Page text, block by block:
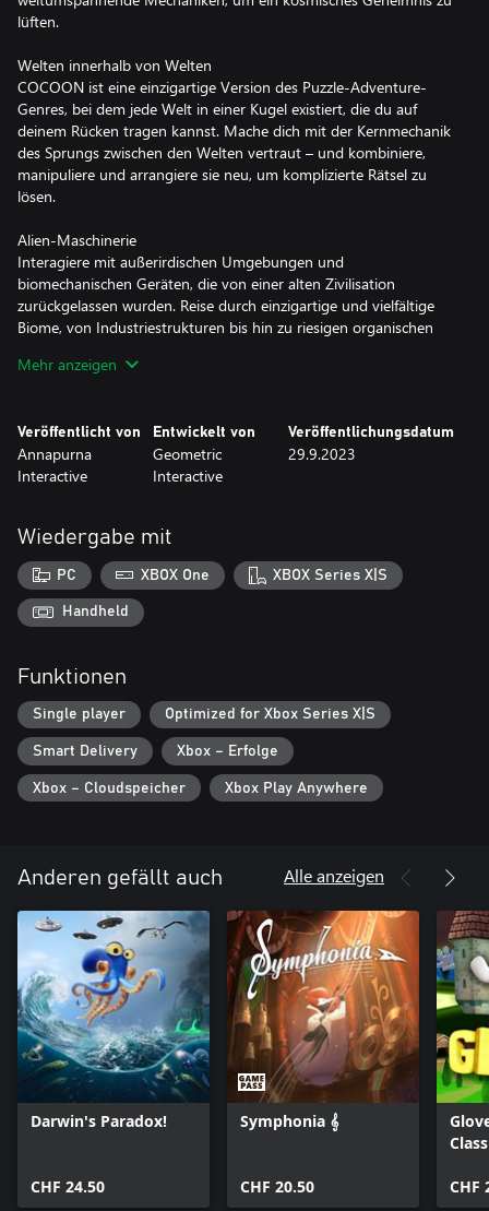
lüften.
Welten innerhalb von Welten
COCOON ist eine einzigartige Version des Puzzle-Adventure-
Genres, bei dem jede Welt in einer Kugel existiert, die du auf
deinem Rücken tragen kannst. Mache dich mit der Kernmechanik
des Sprungs zwischen den Welten vertraut – und kombiniere,
manipuliere und arrangiere sie neu, um komplizierte Rätsel zu
lösen.
Alien-Maschinerie
Interagiere mit außerirdischen Umgebungen und
biomechanischen Geräten, die von einer alten Zivilisation
zurückgelassen wurden. Reise durch einzigartige und vielfältige
Biome, von Industriestrukturen bis hin zu riesigen organischen
wodurch die Kugel zu einem einzigartigen Werkzeug wird, das du
in anderen Welten verwenden kannst. Verwende diese
Fähigkeiten, um versteckte Pfade und Objekte aufzudecken,
Monströse Wächter
Mächtige Wächter beschützen jede Welt, und du muss dich ihnen
in erbitterten Kämpfen stellen. Jeder Kampf ist einzigartig und
erfordert, dass du neue und befriedigende Mechaniken
beherrschst.
Mehr anzeigen
Veröffentlicht von
Annapurna
Interactive
Entwickelt von
Geometric
Interactive
Veröffentlichungsdatum
29.9.2023
Wiedergabe mit
PC XBOX One XBOX Series X|S
Handheld
Funktionen
Single player Optimized for Xbox Series X|S
Smart Delivery Xbox – Erfolge
Xbox – Cloudspeicher Xbox Play Anywhere
Anderen gefällt auch Alle anzeigen
Darwin's Paradox!
CHF 24.50
Symphonia 𝄞
CHF 20.50 CHF